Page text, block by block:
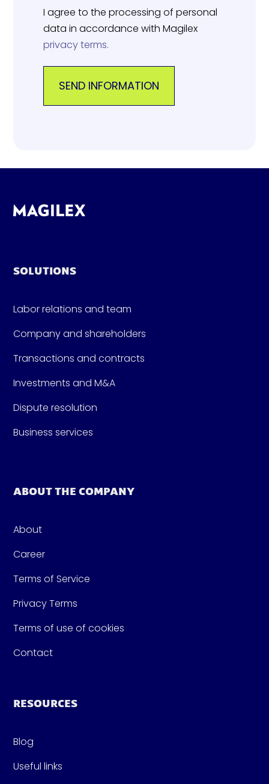
I agree to the processing of personal
data in accordance with Magilex
privacy terms.
SOLUTIONS
Labor relations and team
Company and shareholders
Transactions and contracts
Investments and M&A
Dispute resolution
Business services
ABOUT THE COMPANY
About
Career
Terms of Service
Privacy Terms
Terms of use of cookies
Contact
RESOURCES
Blog
Useful links